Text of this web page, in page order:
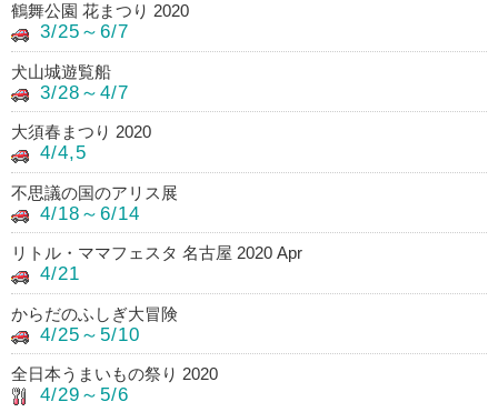
鶴舞公園 花まつり 2020
3/25～6/7
犬山城遊覧船
3/28～4/7
大須春まつり 2020
4/4,5
不思議の国のアリス展
4/18～6/14
リトル・ママフェスタ 名古屋 2020 Apr
4/21
からだのふしぎ大冒険
4/25～5/10
全日本うまいもの祭り 2020
4/29～5/6